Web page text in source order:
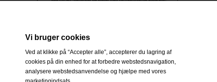
Vi bruger cookies
Ved at klikke på “Accepter alle”, accepterer du lagring af
cookies på din enhed for at forbedre webstedsnavigation,
analysere webstedsanvendelse og hjælpe med vores